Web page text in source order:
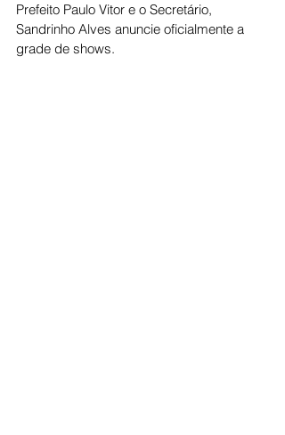
Prefeito Paulo Vitor e o Secretário,
Sandrinho Alves anuncie oficialmente a
grade de shows.